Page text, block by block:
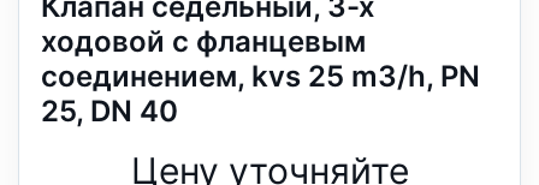
ходовой с фланцевым
соединением, kvs 25 m3/h, PN
25, DN 40
Цену уточняйте